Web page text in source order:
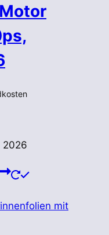
können
2026
Dieses
weist